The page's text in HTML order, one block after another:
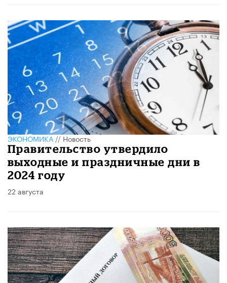
ЭКОНОМИКА//Новость
Правительство утвердило
выходные и праздничные дни в
2024 году
22 августа